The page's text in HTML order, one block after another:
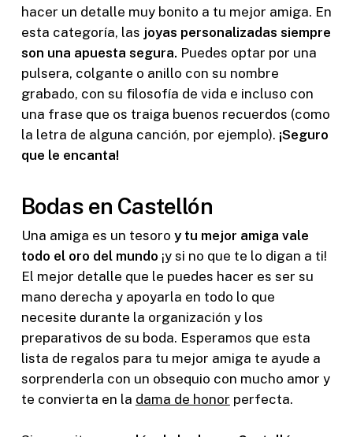
hacer un detalle muy bonito a tu mejor amiga. En
esta categoría, las joyas personalizadas siempre
son una apuesta segura. Puedes optar por una
pulsera, colgante o anillo con su nombre
grabado, con su filosofía de vida e incluso con
una frase que os traiga buenos recuerdos (como
la letra de alguna canción, por ejemplo). ¡Seguro
que le encanta!
Bodas en Castellón
Una amiga es un tesoro y tu mejor amiga vale
todo el oro del mundo ¡y si no que te lo digan a ti!
El mejor detalle que le puedes hacer es ser su
mano derecha y apoyarla en todo lo que
necesite durante la organización y los
preparativos de su boda. Esperamos que esta
lista de regalos para tu mejor amiga te ayude a
sorprenderla con un obsequio con mucho amor y
te convierta en la dama de honor perfecta.